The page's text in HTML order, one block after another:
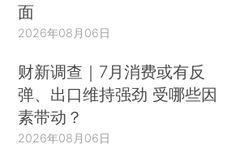
面
2026年08月06日
财新调查｜7月消费或有反
弹、出口维持强劲 受哪些因
素带动？
2026年08月06日